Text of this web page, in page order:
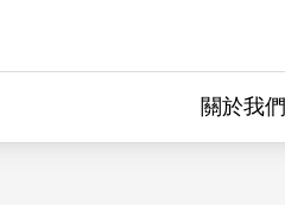
關於我們